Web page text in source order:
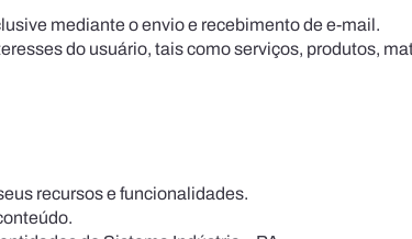
mediante o envio e recebimento de e-mail.
do usuário, tais como serviços, produtos,
recursos e funcionalidades.